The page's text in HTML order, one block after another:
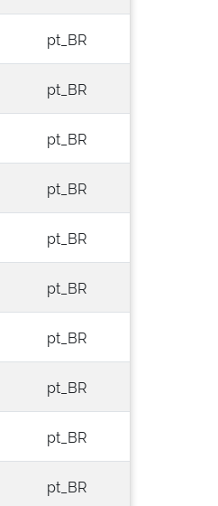
pt_BR
pt_BR
pt_BR
pt_BR
pt_BR
pt_BR
pt_BR
pt_BR
pt_BR
pt_BR